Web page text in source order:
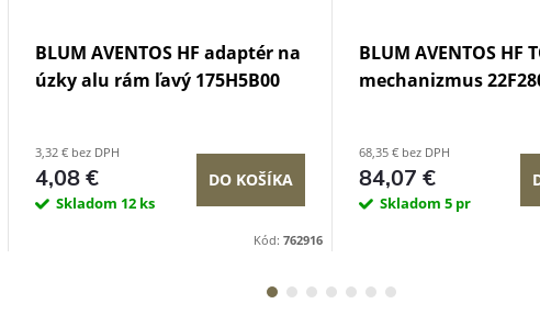
BLUM AVENTOS HF adaptér na
úzky alu rám ľavý 175H5B00
3,32 € bez DPH
4,08 €
Skladom 12 ks
DO KOŠÍKA
Kód: 762916
BLUM AVENTOS HF
mechanizmus
68,35 € bez DPH
84,07 €
Skladom 5 pr